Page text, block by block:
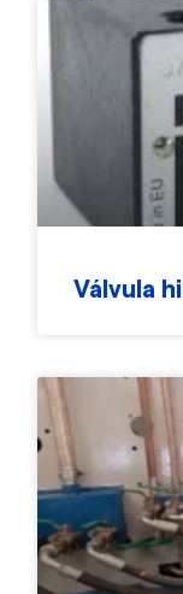
Válvula